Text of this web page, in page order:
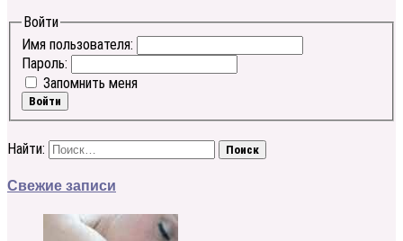
Войти
Имя пользователя:
Пароль:
Запомнить меня
Войти
Найти:
Свежие записи